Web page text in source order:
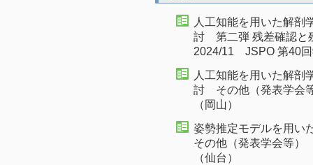
人工知能を用いた解剖
討 第二弾 残差確認
2024/11 JSPO 第40回
人工知能を用いた解剖
討 その他（発表学会
（岡山）
姿勢推定モデルを用
その他（発表学会等
（仙台）